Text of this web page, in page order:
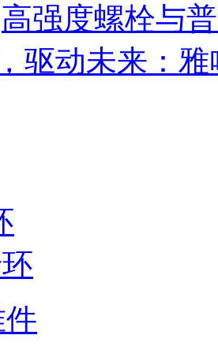
高强度螺栓与
驱动未来：